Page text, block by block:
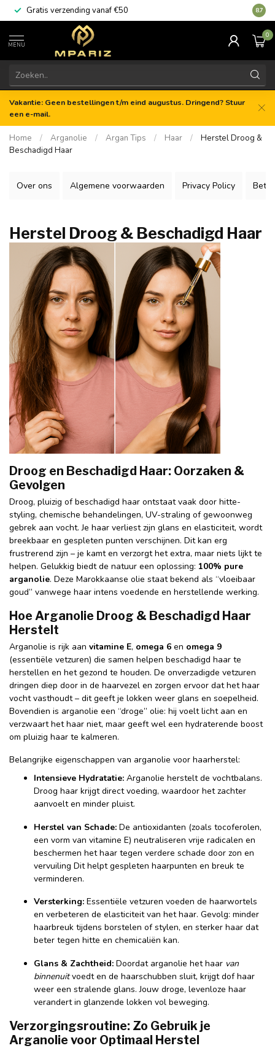
Gratis verzending vanaf €50 8.7
MENU
0
Vakantie: Geen bestellingen t/m eind augustus. Dringend? Stuur
een e-mail.
Home / Arganolie / Argan Tips / Haar /
Herstel Droog &
Beschadigd Haar
Over ons Algemene voorwaarden Privacy Policy
Herstel Droog & Beschadigd Haar
Droog en Beschadigd Haar: Oorzaken &
Gevolgen
Droog, pluizig of beschadigd haar ontstaat vaak door hitte-
styling, chemische behandelingen, UV-straling of gewoonweg
gebrek aan vocht. Je haar verliest zijn glans en elasticiteit, wordt
breekbaar en gespleten punten verschijnen. Dit kan erg
frustrerend zijn – je kamt en verzorgt het extra, maar niets lijkt te
helpen. Gelukkig biedt de natuur een oplossing: 100% pure
arganolie. Deze Marokkaanse olie staat bekend als “vloeibaar
goud” vanwege haar intens voedende en herstellende werking.
Hoe Arganolie Droog & Beschadigd Haar
Herstelt
Arganolie is rijk aan vitamine E, omega 6 en omega 9
(essentiële vetzuren) die samen helpen beschadigd haar te
herstellen en het gezond te houden. De onverzadigde vetzuren
dringen diep door in de haarvezel en zorgen ervoor dat het haar
vocht vasthoudt – dit geeft je lokken weer glans en soepelheid.
Bovendien is arganolie een “droge” olie: hij voelt licht aan en
verzwaart het haar niet, maar geeft wel een hydraterende boost
om pluizig haar te kalmeren.
Belangrijke eigenschappen van arganolie voor haarherstel:
Intensieve Hydratatie: Arganolie herstelt de vochtbalans.
Droog haar krijgt direct voeding, waardoor het zachter
aanvoelt en minder pluist.
Herstel van Schade: De antioxidanten (zoals tocoferolen,
een vorm van vitamine E) neutraliseren vrije radicalen en
beschermen het haar tegen verdere schade door zon en
vervuiling Dit helpt gespleten haarpunten en breuk te
verminderen.
Versterking: Essentiële vetzuren voeden de haarwortels
en verbeteren de elasticiteit van het haar. Gevolg: minder
haarbreuk tijdens borstelen of stylen, en sterker haar dat
beter tegen hitte en chemicaliën kan.
Glans & Zachtheid: Doordat arganolie het haar van
binnenuitvoedt en de haarschubben sluit, krijgt dof haar
weer een stralende glans. Jouw droge, levenloze haar
verandert in glanzende lokken vol beweging.
Verzorgingsroutine: Zo Gebruik je
Arganolie voor Optimaal Herstel